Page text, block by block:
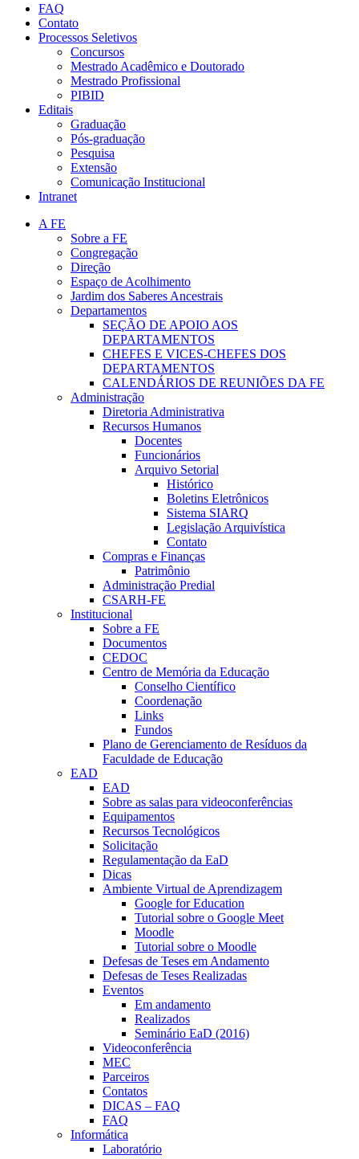
FAQ
Contato
Processos Seletivos
Concursos
Mestrado Acadêmico e Doutorado
Mestrado Profissional
PIBID
Editais
Graduação
Pós-graduação
Pesquisa
Extensão
Comunicação Institucional
Intranet
A FE
Sobre a FE
Congregação
Direção
Espaço de Acolhimento
Jardim dos Saberes Ancestrais
Departamentos
SEÇÃO DE APOIO AOS
DEPARTAMENTOS
CHEFES E VICES-CHEFES DOS
DEPARTAMENTOS
CALENDÁRIOS DE REUNIÕES DA FE
Administração
Diretoria Administrativa
Recursos Humanos
Docentes
Funcionários
Arquivo Setorial
Histórico
Boletins Eletrônicos
Sistema SIARQ
Legislação Arquivística
Contato
Compras e Finanças
Patrimônio
Administração Predial
CSARH-FE
Institucional
Sobre a FE
Documentos
CEDOC
Centro de Memória da Educação
Conselho Científico
Coordenação
Links
Fundos
Plano de Gerenciamento de Resíduos da
Faculdade de Educação
EAD
EAD
Sobre as salas para videoconferências
Equipamentos
Recursos Tecnológicos
Solicitação
Regulamentação da EaD
Dicas
Ambiente Virtual de Aprendizagem
Google for Education
Tutorial sobre o Google Meet
Moodle
Tutorial sobre o Moodle
Defesas de Teses em Andamento
Defesas de Teses Realizadas
Eventos
Em andamento
Realizados
Seminário EaD (2016)
Videoconferência
MEC
Parceiros
Contatos
DICAS – FAQ
FAQ
Informática
Laboratório